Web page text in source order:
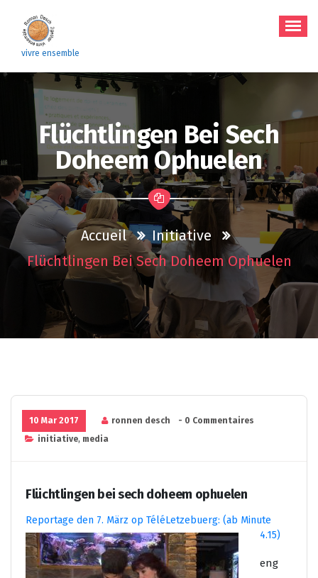
contenu
vivre ensemble
Flüchtlingen Bei Sech
Doheem Ophuelen
Accueil
Initiative
Flüchtlingen Bei Sech Doheem Ophuelen
10 Mar 2017 ronnen desch
- 0 Commentaires
initiative, media
Flüchtlingen bei sech doheem ophuelen
Reportage den 7. März op TéléLetzebuerg: (ab Minute
4.15)
eng